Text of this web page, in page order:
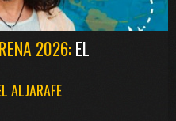
2026:EL
ALJARAFE